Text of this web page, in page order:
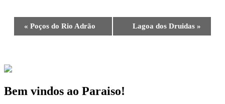
Navegação
do
« Poços do Rio Adrão Lagoa dos Druidas »
Bem vindos ao Paraiso!